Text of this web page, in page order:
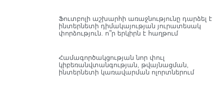
Ֆուտբոլի աշխարհի առաջնությունը դարձել է
ինտերնետի դիմակայության յուրատեսակ
փորձություն. ո՞ր երկիրն է հաղթում
Համագործակցության նոր փուլ
կիբեռանվտանգության, թվայնացման,
ինտերնետի կառավարման ոլորտներում